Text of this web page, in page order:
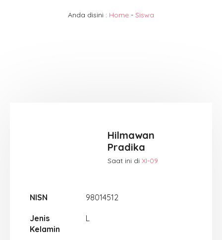
Anda disini : Home - Siswa
Hilmawan
Pradika
Saat ini di XI-09
NISN 98014512
Jenis
Kelamin
L